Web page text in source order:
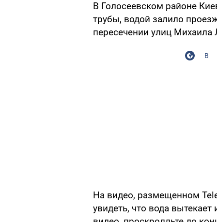
В Голосеевском районе
трубы, водой залило
пересечении улиц
На видео, размещенном
увидеть, что вода